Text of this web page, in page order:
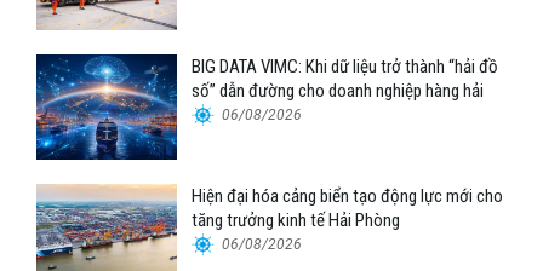
BIG DATA VIMC: Khi dữ liệu trở thành “hải đồ
số” dẫn đường cho doanh nghiệp hàng hải
06/08/2026
Hiện đại hóa cảng biển tạo động lực mới cho
tăng trưởng kinh tế Hải Phòng
06/08/2026